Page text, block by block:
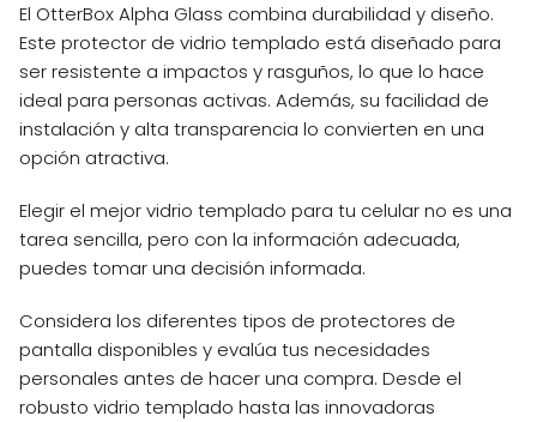
El OtterBox Alpha Glass combina durabilidad y diseño.
Este protector de vidrio templado está diseñado para
ser resistente a impactos y rasguños, lo que lo hace
ideal para personas activas. Además, su facilidad de
instalación y alta transparencia lo convierten en una
opción atractiva.
Elegir el mejor vidrio templado para tu celular no es una
tarea sencilla, pero con la información adecuada,
puedes tomar una decisión informada.
Considera los diferentes tipos de protectores de
pantalla disponibles y evalúa tus necesidades
personales antes de hacer una compra. Desde el
robusto vidrio templado hasta las innovadoras